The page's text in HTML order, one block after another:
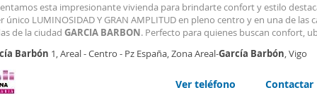
esta impresionante vivienda para brindarte confort y estilo
único LUMINOSIDAD Y GRAN AMPLITUD en pleno centro y en una de las
de la ciudad GARCIA BARBON. Perfecto para quienes buscan confort,
Vialia Zona llana cómoda
Barbón 1, Areal - Centro - Pz España, Zona Areal-García Barbón, Vigo
Ver teléfono Contactar